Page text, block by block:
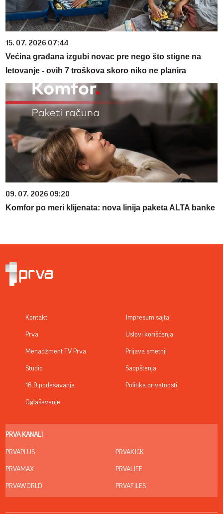
15. 07. 2026 07:44
Većina građana izgubi novac pre nego što stigne na
letovanje - ovih 7 troškova skoro niko ne planira
09. 07. 2026 09:20
Komfor po meri klijenata: nova linija paketa ALTA banke
Kontakt
Prva
Menadžment TV Prva
Studio
16:9 podešavanja
Oglašavanje
Impresum sajta
Uslovi korišćenja
Prijava smetnji
Saopštenja
Politika privatnosti
PRVA KANALI
PRVAPLUS
PRVAMAX
PRVAWORLD
PRVAKICK
PRVALIFE
PRVAFILES